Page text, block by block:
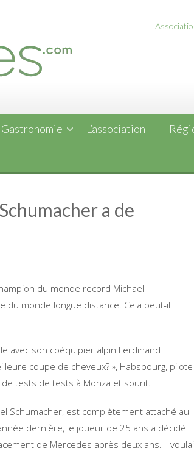
Gastronomie L’association
a de
du monde record Michael
du monde longue distance. Cela peut-il
avec son coéquipier alpin Ferdinand
coupe de cheveux? », Habsbourg, pilote
tests de tests à Monza et sourit.
Schumacher, est complètement attaché au
dernière, le joueur de 25 ans a décidé
de Mercedes après deux ans. Il